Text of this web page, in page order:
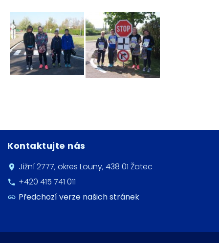
Kontaktujte nás
Jižní 2777, okres Louny, 438 01 Žatec
+420 415 741 011
Předchozí verze našich stránek